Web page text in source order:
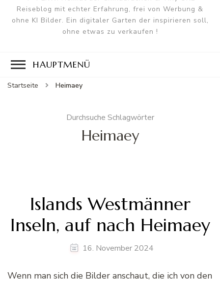
Reiseblog mit echter Erfahrung, frei von Werbung &
ohne KI Bilder. Ein digitaler Garten der inspirieren soll,
ohne etwas zu verkaufen !
HAUPTMENÜ
Startseite Heimaey
Durchsuche Schlagwörter
Heimaey
Islands Westmänner
Inseln, auf nach Heimaey
16. November 2024
Wenn man sich die Bilder anschaut, die ich von den